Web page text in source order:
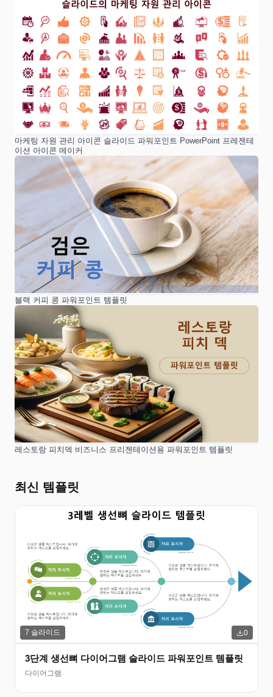
마케팅 자원 관리 아이콘 슬라이드 파워포인트 PowerPoint 프레젠테
이션 아이콘 메이커
블랙 커피 콩 파워포인트 템플릿
레스토랑 피치덱 비즈니스 프리젠테이션용 파워포인트 템플릿
최신 템플릿
7 슬라이드 0
3단계 생선뼈 다이어그램 슬라이드 파워포인트 템플릿
다이어그램